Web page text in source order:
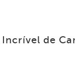
de